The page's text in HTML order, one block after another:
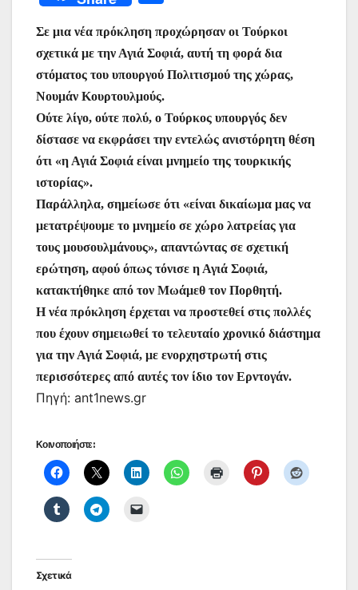
c
e
b
o
o
k
itt
er
at
s
A
p
p
ai
l
e
st
s
e
n
g
er
gr
a
m
ρ
α
σ
τε
ίτ
ε
Σε μια νέα πρόκληση προχώρησαν οι Τούρκοι
σχετικά με την Αγιά Σοφιά, αυτή τη φορά δια
στόματος του υπουργού Πολιτισμού της χώρας,
Νουμάν Κουρτουλμούς.
Ούτε λίγο, ούτε πολύ, ο Τούρκος υπουργός δεν
δίστασε να εκφράσει την εντελώς ανιστόρητη θέση
ότι «η Αγιά Σοφιά είναι μνημείο της τουρκικής
ιστορίας».
Παράλληλα, σημείωσε ότι «είναι δικαίωμα μας να
μετατρέψουμε το μνημείο σε χώρο λατρείας για
τους μουσουλμάνους», απαντώντας σε σχετική
ερώτηση, αφού όπως τόνισε η Αγιά Σοφιά,
κατακτήθηκε από τον Μωάμεθ τον Πορθητή.
Η νέα πρόκληση έρχεται να προστεθεί στις πολλές
που έχουν σημειωθεί το τελευταίο χρονικό διάστημα
για την Αγιά Σοφιά, με ενορχηστρωτή στις
περισσότερες από αυτές τον ίδιο τον Ερντογάν.
Πηγή: ant1news.gr
Κοινοποιήστε:
Σχετικά